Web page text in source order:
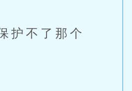
护不了那个